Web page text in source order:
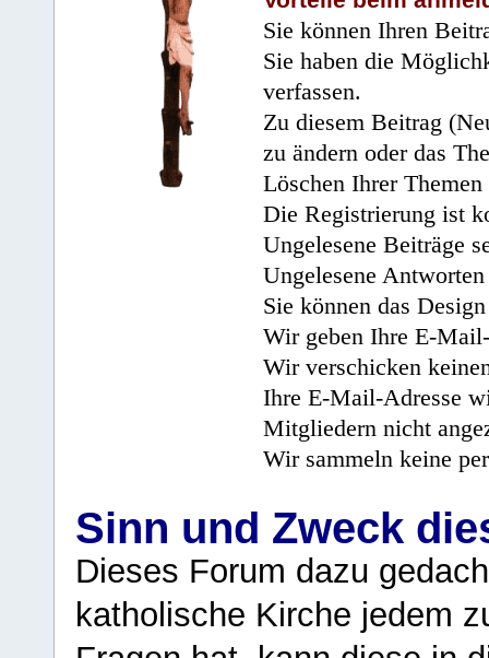
Sie können Ihren
Sie haben die
verfassen.
Zu diesem Beitrag
zu ändern oder das
Löschen Ihrer
Die Registrierung ist
Ungelesene Beiträge
Ungelesene
Sie können das
Wir geben Ihre E-
Wir verschicken
Ihre E-Mail-Adresse
Mitgliedern nicht
Wir sammeln keine
Sinn und Zweck
Dieses Forum dazu
katholische Kirche jedem